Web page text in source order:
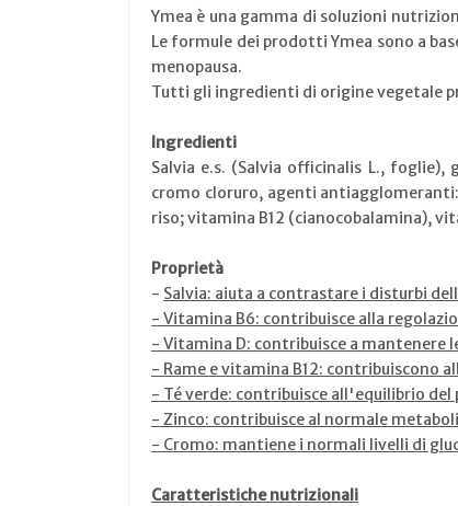
Ymea è una gamma di soluzioni
Le formule dei prodotti Ymea sono a
menopausa.
Tutti gli ingredienti di origine vegetale
Ingredienti
Salvia e.s. (Salvia officinalis L., foglie),
cromo cloruro, agenti
riso; vitamina B12 (cianocobalamina),
Proprietà
- Salvia: aiuta a contrastare i disturbi
- Vitamina B6: contribuisce alla
- Vitamina D: contribuisce a mantenere
- Rame e vitamina B12: contribuiscono
- Té verde: contribuisce all'equilibrio del
- Zinco: contribuisce al normale
- Cromo: mantiene i normali livelli di
Caratteristiche nutrizionali